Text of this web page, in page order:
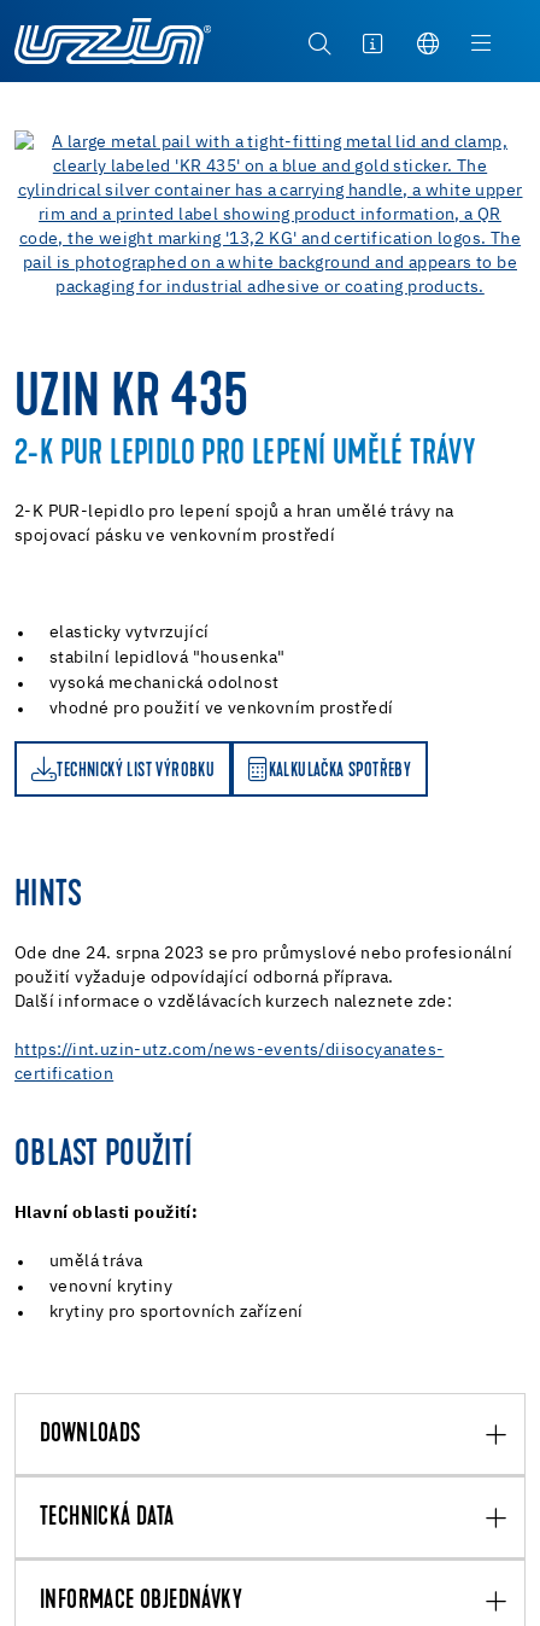
UZIN KR 435
2-K PUR LEPIDLO PRO LEPENÍ UMĚLÉ TRÁVY
2-K PUR-lepidlo pro lepení spojů a hran umělé trávy na
spojovací pásku ve venkovním prostředí
elasticky vytvrzující
stabilní lepidlová "housenka"
vysoká mechanická odolnost
vhodné pro použití ve venkovním prostředí
TECHNICKÝ LIST VÝROBKU KALKULAČKA SPOTŘEBY
KALKULAČKA SPOTŘEBY
HINTS
Ode dne 24. srpna 2023 se pro průmyslové nebo profesionální
použití vyžaduje odpovídající odborná příprava.
Další informace o vzdělávacích kurzech naleznete zde:
https://int.uzin-utz.com/news-events/diisocyanates-
certification
OBLAST POUŽITÍ
Hlavní oblasti použití:
umělá tráva
venovní krytiny
krytiny pro sportovních zařízení
DOWNLOADS
TECHNICKÁ DATA
INFORMACE OBJEDNÁVKY